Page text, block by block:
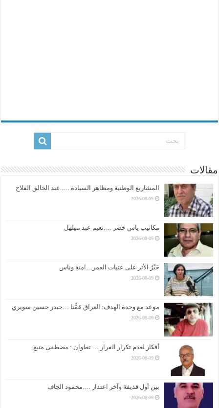
مقالات
المشاريع الوطنية ومظاهر السيادة …..عبد الخالق الفلاح
2026-08-09
مكاتيب ياس خضر ….نعيم عبد مهلهل
2026-08-09
جَبْرُ الأثر على عتبات العمر…امنة وناس
2026-08-09
موعد مع وحدة الهدف: العراق هَمُّنا …حيدر حسين سويري
2026-08-09
أفكار لعدم تكرار الفرار … تطوان : مصطفى منيغ
2026-08-09
بين أول قذيفة وآخر اعتذار ….محمود الجاف
2026-08-09